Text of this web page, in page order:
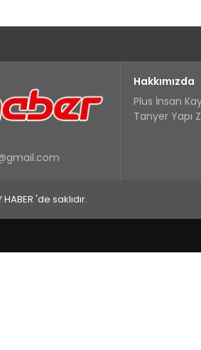
Hakkımızda
Plus İnsan
Tanyer Yapı
'de saklıdır.